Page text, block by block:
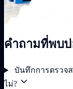
คำถามที่พบบ่
บันทึกการตรวจ
ไม่?